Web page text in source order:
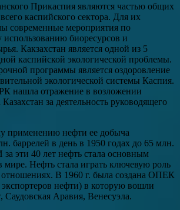
Прикаспия являются частью общих
каспийского сектора. Для их
современные мероприятия по
использованию биоресурсов и
Какзахстан является одной из 5
каспийской экологической проблемы.
программы является оздоровление
экологической системы Каспия.
нашла отражение в возложении
за деятельность руководящего
применению нефти ее добыча
баррелей в день в 1950 годах до 65 млн.
за эти 40 лет нефть стала основным
мире. Нефть стала играть ключевую роль
В 1960 г. была создана ОПЕК
экспортеров нефти) в которую вошли
Аравия, Венесуэла.